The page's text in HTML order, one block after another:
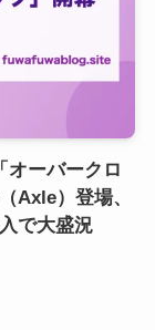
オーバークロ
Axle）登場、
で大盛況